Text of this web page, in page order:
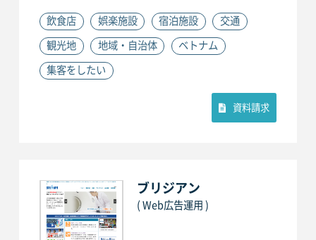
飲食店 娯楽施設 宿泊施設 交通
観光地 地域・自治体 ベトナム
集客をしたい
資料請求
ブリジアン
( Web広告運用 )